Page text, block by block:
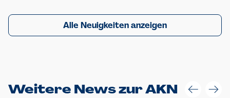
Alle Neuigkeiten anzeigen
Weitere News zur AKN